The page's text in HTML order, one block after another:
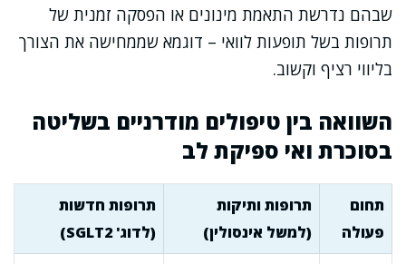
שבהם נדרשת התאמת מינונים או הפסקה זמנית של
תרופות בשל תופעות לוואי – דוגמא שממחישה את הצורך
בליווי רציף וקשוב.
השוואה בין טיפולים מודרניים בשליטה
בסוכרת ואי ספיקת לב
תחום
פעולה
תרופות ותיקות
(למשל אינסולין)
תרופות חדשות
(לדוג' SGLT2)